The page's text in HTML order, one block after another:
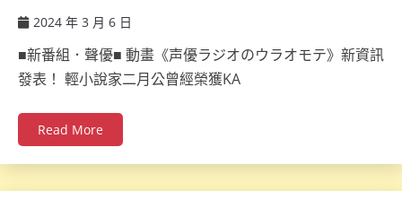
2024 年 3 月 6 日
■新番組．聲優■ 動畫《声優ラジオのウラオモテ》新資訊
發表！ 輕小說家二月公曾經榮獲KA
Read More